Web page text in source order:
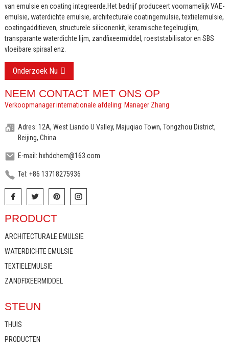
van emulsie en coating integreerde. Het bedrijf produceert voornamelijk VAE-
emulsie, waterdichte emulsie, architecturale coatingemulsie, textielemulsie,
coatingadditieven, structurele siliconenkit, keramische tegelruglijm,
transparante waterdichte lijm, zandfixeermiddel, roeststabilisator en SBS
vloeibare spiraal enz.
Onderzoek Nu
NEEM CONTACT MET ONS OP
Verkoopmanager internationale afdeling: Manager Zhang
Adres: 12A, West Liando U Valley, Majuqiao Town, Tongzhou District,
Beijing, China.
E-mail: hxhdchem@163.com
Tel: +86 13718275936
PRODUCT
ARCHITECTURALE EMULSIE
WATERDICHTE EMULSIE
TEXTIELEMULSIE
ZANDFIXEERMIDDEL
STEUN
THUIS
PRODUCTEN